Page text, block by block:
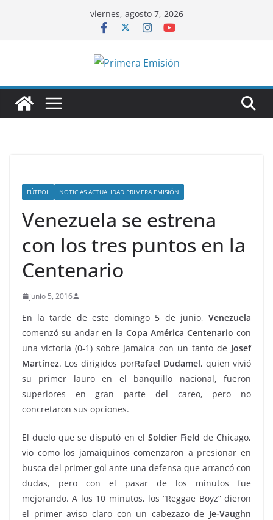
viernes, agosto 7, 2026
FÚTBOL NOTICIAS ACTUALIDAD PRIMERA EMISIÓN
Venezuela se estrena
con los tres puntos en la
Centenario
junio 5, 2016
En la tarde de este domingo 5 de junio, Venezuela
comenzó su andar en la Copa América Centenario con
una victoria (0-1) sobre Jamaica con un tanto de Josef
Martínez. Los dirigidos porRafael Dudamel, quien vivió
su primer lauro en el banquillo nacional, fueron
superiores en gran parte del careo, pero no
concretaron sus opciones.
El duelo que se disputó en el Soldier Field de Chicago,
vio como los jamaiquinos comenzaron a presionar en
busca del primer gol ante una defensa que arrancó con
dudas, pero con el pasar de los minutos fue
mejorando. A los 10 minutos, los “Reggae Boyz” dieron
el primer aviso claro con un cabezazo de Je-Vaughn